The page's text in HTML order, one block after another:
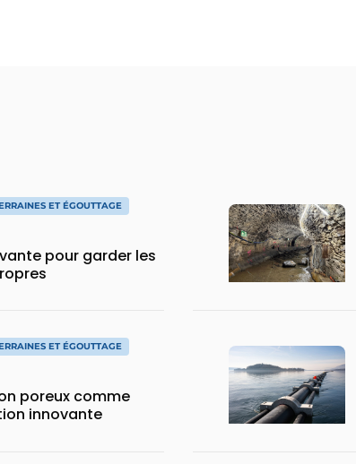
ET ÉGOUTTAGE
pour garder les
ET ÉGOUTTAGE
poreux comme
innovante